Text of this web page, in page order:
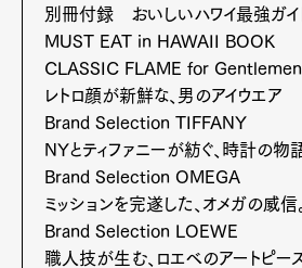
Art&DesignWatchFashion
別冊付録 おいしいハワイ最強ガイ
MUST EAT in HAWAII BOOK
CLASSIC FLAME for Gentlemen
レトロ顔が新鮮な、男のアイウエア
Brand Selection TIFFANY
NYとティファニーが紡ぐ、時計の物語
Brand Selection OMEGA
ミッションを完遂した、オメガの威信。
Brand Selection LOEWE
職人技が生む、ロエベのアートピー